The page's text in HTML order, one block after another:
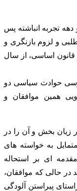
تجربه انباشته پس
و لزوم بازنگری و
قانون اساسی، از سال
حوادث سیاسی دو
همین موافقان و
زیان بخش و آن را در
به خواسته های
ای بر استحاله
حالی که موافقان،
پیراستن آلودگی